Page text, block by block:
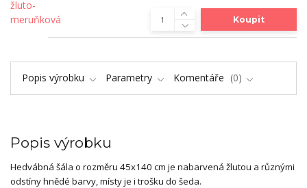
Koupit
Popis výrobku Parametry Komentáře 0
Popis výrobku
Hedvábná šála o rozměru 45x140 cm je nabarvená žlutou a různými
odstíny hnědé barvy, místy je i trošku do šeda.